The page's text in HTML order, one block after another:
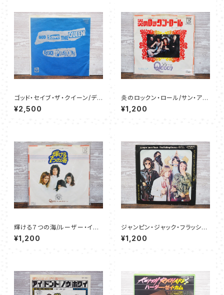
ゴッド・セイブ・ザ・クイーン/ディ
ド・ユー・ノー・ロング - セック
ス・ピストルズ
¥2,500
炎のロックン・ロール/サン・アン
ド・ドーター - クイーン
¥1,200
輝ける７つの海/ルーザー・イン・
ジ・エンド - クイーン
¥1,200
ジャンピン・ジャック・フラッシュ/
チャイルド・オブ・ザ・ムーン - ロ
ーリング・ストーンズ
¥1,200